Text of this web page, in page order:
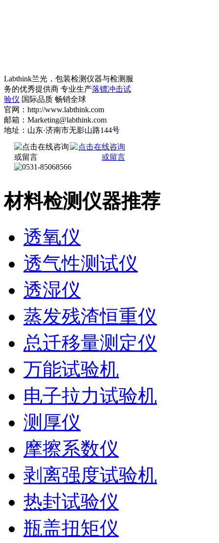
Labthink兰光，包装检测仪器与检测服
务的优秀提供商 专业生产落镖冲击试
验仪 国际品质 畅销全球
官网：http://www.labthink.com
邮箱：Marketing@labthink.com
地址：山东·济南市无影山路144号
材料检测仪器推荐
透氧仪
透气性测试仪
透湿仪
蒸发残渣恒重仪
总迁移量测定仪
万能试验机
电子拉力试验机
测厚仪
摩擦系数仪
剥离强度试验机
热封试验仪
瓶盖扭矩仪